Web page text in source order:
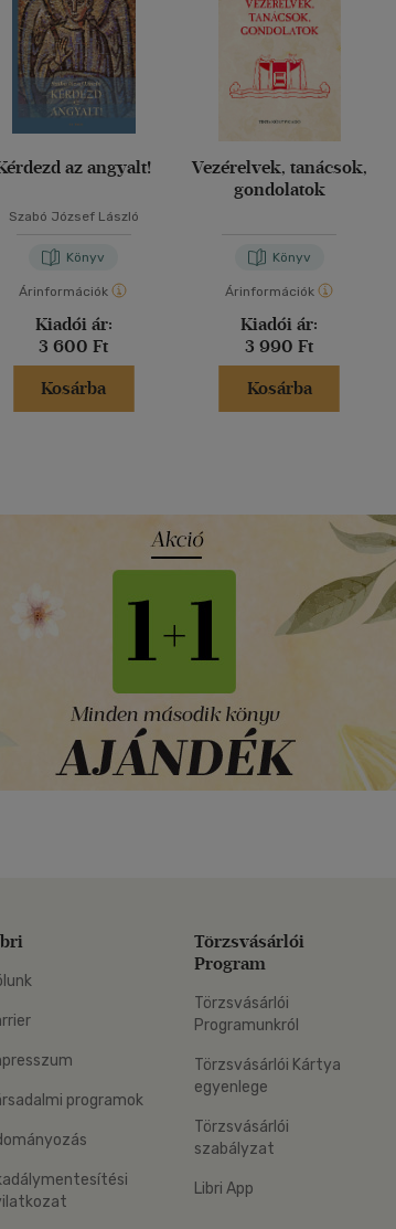
az angyalt!
Szabó József László
Könyv
Árinformációk
Kiadói ár:
3 600 Ft
Kosárba
Vezérelvek, tanácsok,
gondolatok
Könyv
Árinformációk
Kiadói ár:
3 990 Ft
Kosárba
programok
Törzsvásárlói
Program
Törzsvásárlói
Programunkról
Törzsvásárlói Kártya
egyenlege
Törzsvásárlói
szabályzat
Libri App